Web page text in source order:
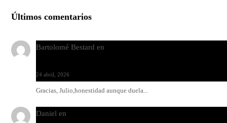
Últimos comentarios
Bartolomé Bestard en
24 abril, 2026
Gracias, Julio,honestidad aunque duela...
Daniel en